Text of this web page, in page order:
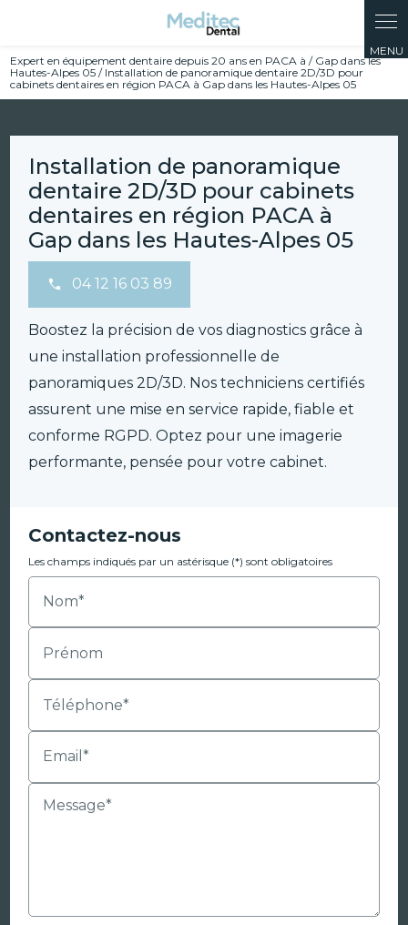
Expert en équipement dentaire depuis 20 ans en PACA à / Gap dans les
Hautes-Alpes 05 / Installation de panoramique dentaire 2D/3D pour
cabinets dentaires en région PACA à Gap dans les Hautes-Alpes 05
Installation de panoramique
dentaire 2D/3D pour cabinets
dentaires en région PACA à
Gap dans les Hautes-Alpes 05
04 12 16 03 89
Boostez la précision de vos diagnostics grâce à
une installation professionnelle de
panoramiques 2D/3D. Nos techniciens certifiés
assurent une mise en service rapide, fiable et
conforme RGPD. Optez pour une imagerie
performante, pensée pour votre cabinet.
Contactez-nous
Les champs indiqués par un astérisque (*) sont obligatoires
Nom*
Prénom
Téléphone*
Email*
Message*
Panneau de gestion des cookies